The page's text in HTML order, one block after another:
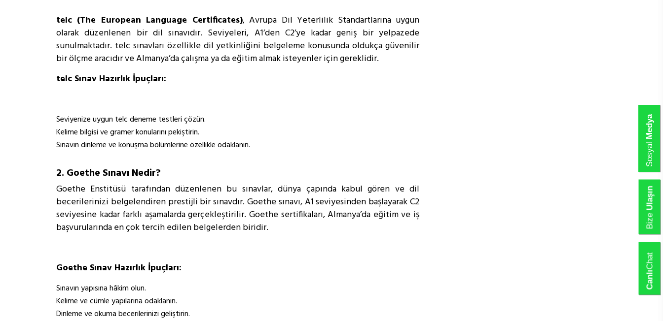
telc (The European Language Certificates), Avrupa Dil Yeterlilik Standartlarına uygun
olarak düzenlenen bir dil sınavıdır. Seviyeleri, A1’den C2’ye kadar geniş bir yelpazede
sunulmaktadır. telc sınavları özellikle dil yetkinliğini belgeleme konusunda oldukça güvenilir
bir ölçme aracıdır ve Almanya’da çalışma ya da eğitim almak isteyenler için gereklidir.
telc Sınav Hazırlık İpuçları:
Seviyenize uygun telc deneme testleri çözün.
Kelime bilgisi ve gramer konularını pekiştirin.
Sınavın dinleme ve konuşma bölümlerine özellikle odaklanın.
2. Goethe Sınavı Nedir?
Goethe Enstitüsü tarafından düzenlenen bu sınavlar, dünya çapında kabul gören ve dil
becerilerinizi belgelendiren prestijli bir sınavdır. Goethe sınavı, A1 seviyesinden başlayarak C2
seviyesine kadar farklı aşamalarda gerçekleştirilir. Goethe sertifikaları, Almanya’da eğitim ve iş
başvurularında en çok tercih edilen belgelerden biridir.
Goethe Sınav Hazırlık İpuçları:
Sınavın yapısına hâkim olun.
Kelime ve cümle yapılarına odaklanın.
Dinleme ve okuma becerilerinizi geliştirin.
Sosyal
Medya
Bize
Ulaşın
Canlı
Chat